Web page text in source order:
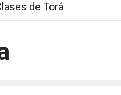
de Torá